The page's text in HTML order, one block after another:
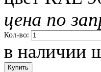
цена по
Кол-во:
в наличии